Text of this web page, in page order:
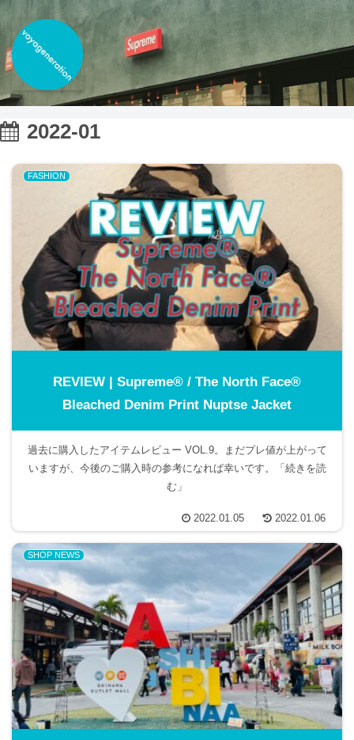
2022-01
FASHION
REVIEW | Supreme® / The North Face®
Bleached Denim Print Nuptse Jacket
過去に購入したアイテムレビュー VOL.9。まだプレ値が上がって
いますが、今後のご購入時の参考になれば幸いです。「続きを読
む」
2022.01.05 2022.01.06
SHOP NEWS